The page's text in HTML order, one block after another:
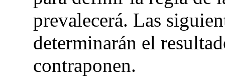
prevalecerá. Las
determinarán el
contraponen.